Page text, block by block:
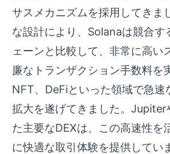
サスメカニズムを採用してきま
な設計により、Solanaは競合す
ェーンと比較して、非常に高い
廉なトランザクション手数料を
NFT、DeFiといった領域で急速
拡大を遂げてきました。Jupiter
た主要なDEXは、この高速性を
に快適な取引体験を提供してい